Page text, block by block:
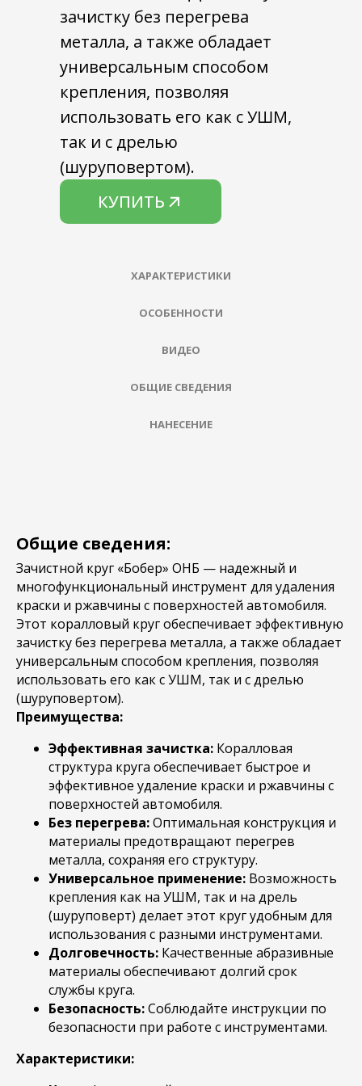
КУПИТЬ
КУПИТЬ
зачистку без перегрева
металла, а также обладает
универсальным способом
крепления, позволяя
использовать его как с УШМ,
так и с дрелью
(шуруповертом).
КУПИТЬ
ХАРАКТЕРИСТИКИ
ОСОБЕННОСТИ
ВИДЕО
ОБЩИЕ СВЕДЕНИЯ
НАНЕСЕНИЕ
Общие сведения:
Зачистной круг «Бобер» ОНБ — надежный и
многофункциональный инструмент для удаления
краски и ржавчины с поверхностей автомобиля.
Этот коралловый круг обеспечивает эффективную
зачистку без перегрева металла, а также обладает
универсальным способом крепления, позволяя
использовать его как с УШМ, так и с дрелью
(шуруповертом).
Преимущества:
Эффективная зачистка: Коралловая
структура круга обеспечивает быстрое и
эффективное удаление краски и ржавчины с
поверхностей автомобиля.
Без перегрева:Оптимальная конструкция и
материалы предотвращают перегрев
металла, сохраняя его структуру.
Универсальное применение: Возможность
крепления как на УШМ, так и на дрель
(шуруповерт) делает этот круг удобным для
использования с разными инструментами.
Долговечность: Качественные абразивные
материалы обеспечивают долгий срок
службы круга.
Безопасность:Соблюдайте инструкции по
безопасности при работе с инструментами.
Характеристики: